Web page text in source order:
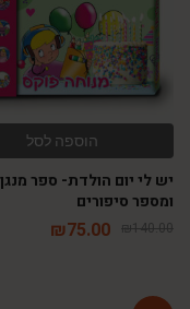
הוספה לסל
יש לי יום הולדת- ספר מנגן
ומספר סיפורים
₪140.00
₪75.00